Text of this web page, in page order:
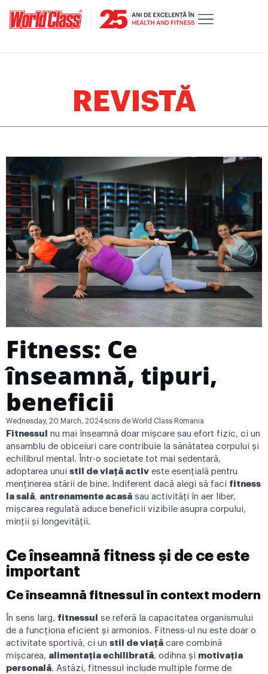
REVISTĂ
Fitness: Ce
înseamnă, tipuri,
beneficii
Wednesday, 20 March, 2024 scris de World Class Romania
Fitnessul
nu mai înseamnă doar mișcare sau efort fizic, ci un
ansamblu de obiceiuri care contribuie la sănătatea corpului și
echilibrul mental. Într-o societate tot mai sedentară,
adoptarea unui stil de viață activ este esențială pentru
menținerea stării de bine. Indiferent dacă alegi să faci fitness
la sală, antrenamente acasă sau activități în aer liber,
mișcarea regulată aduce beneficii vizibile asupra corpului,
minții și longevității.
Ce înseamnă fitness și de ce este
important
Ce înseamnă fitnessul în context modern
În sens larg, fitnessul
se referă la capacitatea organismului
de a funcționa eficient și armonios. Fitness-ul nu este doar o
activitate sportivă, ci un stil de viață care combină
mișcarea, alimentația echilibrată, odihna și motivația
personală. Astăzi, fitnessul include multiple forme de